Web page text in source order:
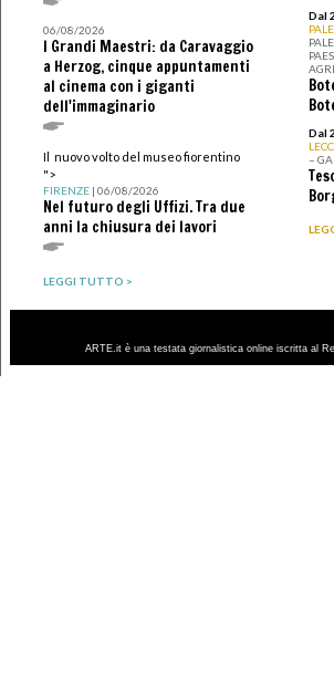
06/08/2026
I Grandi Maestri: da Caravaggio
a Herzog, cinque appuntamenti
al cinema con i giganti
dell'immaginario
Il nuovo volto del museo fiorentino
">
FIRENZE| 06/08/2026
Nel futuro degli Uffizi. Tra due
anni la chiusura dei lavori
LEGGI TUTTO >
Dal
Dal
–
ARTE.it è una testata giornalistica online iscritta al